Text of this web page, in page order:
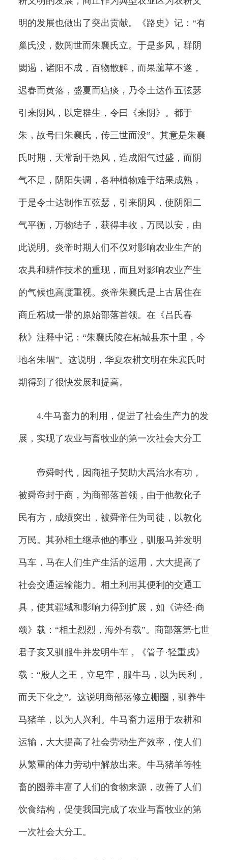
明的发展也做出了突出贡献。《路史》记：“有
巢氏没，数阅世而朱襄氏立。于是多风，群阴
閟遏，诸阳不成，百物散解，而果蓏草不遂，
迟春而黄落，盛夏而痁痰，乃令土达作五弦瑟
引来阴风，以定群生，令曰《来阴》。都于
朱，故号曰朱襄氏，传三世而没”。其意是朱襄
氏时期，天常刮干热风，造成阳气过盛，而阴
气不足，阴阳失调，各种植物难于结果成熟，
于是令士达制作五弦瑟，引来阴风，使阴阳二
气平衡，万物结子，获得丰收，万民以安，由
此说明。炎帝时期人们不仅对影响农业生产的
农具和耕作技术的重现，而且对影响农业产生
的气候也高度重视。炎帝朱襄氏是上古居住在
商丘柘城一带的原始部落首领。在《吕氏春
秋》注释中记：“朱襄氏陵在柘城县东十里，今
地名朱堌”。这说明，华夏农耕文明在朱襄氏时
期得到了很快发展和提高。
4.牛马畜力的利用，促进了社会生产力的发
展，实现了农业与畜牧业的第一次社会大分工
帝舜时代，因商祖子契助大禹治水有功，
被舜帝封于商，为商部落首领，由于他教化子
民有方，成绩突出，被舜帝任为司徒，以教化
万民。其孙相土继承他的事业，驯服马并发明
马车，马在人们生产生活的运用，大大提高了
社会交通运输能力。相土利用其便利的交通工
具，使其疆域和影响力得到扩展，如《诗经·商
颂》载：“相土烈烈，海外有载”。商部落第七世
君子亥又驯服牛并发明牛车，《管子·轻重戍》
载：“殷人之王，立皂牢，服牛马，以为民利，
而天下化之”。这说明商部落修立栅圈，驯养牛
马猪羊，以为人兴利。牛马畜力运用于农耕和
运输，大大提高了社会劳动生产效率，使人们
从繁重的体力劳动中解放出来。牛马猪羊等牲
畜的圈养丰富了人们的食物来源，改善了人们
饮食结构，促使我国完成了农业与畜牧业的第
一次社会大分工。